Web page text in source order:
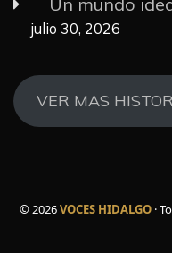
julio 30, 2026
VER MAS
© 2026VOCES HIDALGO ·